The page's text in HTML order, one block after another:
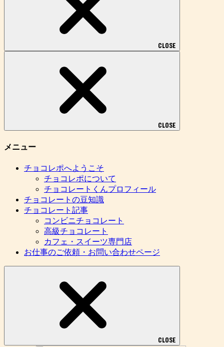
CLOSE
CLOSE
メニュー
チョコレポへようこそ
チョコレポについて
チョコレートくんプロフィール
チョコレートの豆知識
チョコレート記事
コンビニチョコレート
高級チョコレート
カフェ・スイーツ専門店
お仕事のご依頼・お問い合わせページ
CLOSE